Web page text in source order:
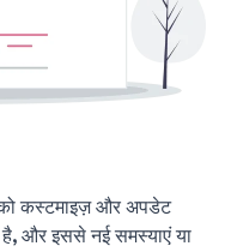
कस्टमाइज़ और अपडेट
और इससे नई समस्याएं या